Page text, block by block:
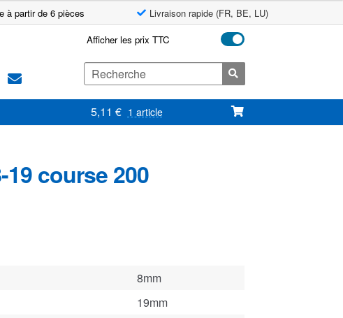
à partir de 6 pièces Livraison rapide (FR, BE, LU)
Afficher les prix TTC
Search
for:
5,11 € 1 article
19 course 200
8mm
19mm